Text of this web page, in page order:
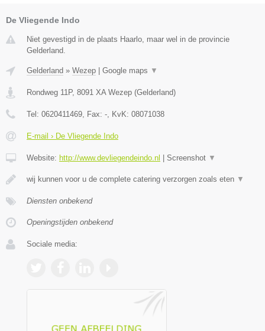
De Vliegende Indo
Niet gevestigd in de plaats Haarlo, maar wel in de provincie
Gelderland.
Gelderland » Wezep | Google maps ▼
Rondweg 11P, 8091 XA Wezep (Gelderland)
Tel: 0620411469 , Fax: - , KvK: 08071038
E-mail › De Vliegende Indo
Website: http://www.devliegendeindo.nl | Screenshot ▼
wij kunnen voor u de complete catering verzorgen zoals eten ▼
Diensten onbekend
Openingstijden onbekend
Sociale media: